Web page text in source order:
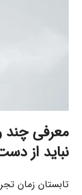
معرفی چند
نباید از
تابستان زمان